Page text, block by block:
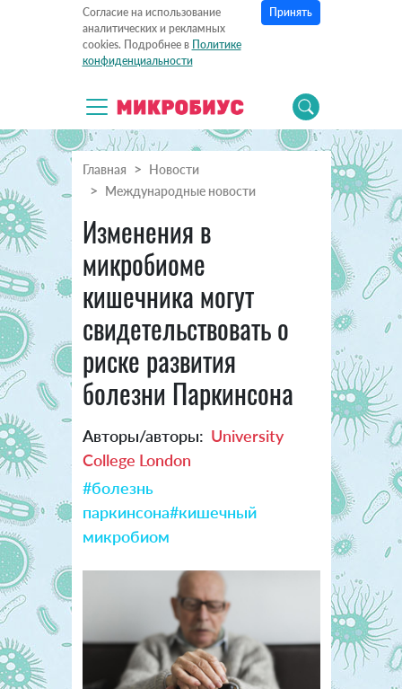
Согласие на использование
аналитических и рекламных
cookies. Подробнее в Политике
конфиденциальности
Принять
Главная
Новости
Международные новости
Изменения в
микробиоме
кишечника могут
свидетельствовать о
риске развития
болезни Паркинсона
Авторы/авторы: University
College London
#болезнь
паркинсона#кишечный
микробиом